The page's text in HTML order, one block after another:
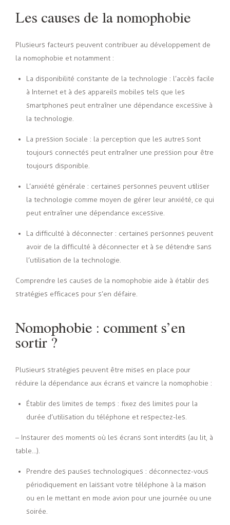
Les causes de la nomophobie
Plusieurs facteurs peuvent contribuer au développement de
la nomophobie et notamment :
La disponibilité constante de la technologie : l’accès facile
à Internet et à des appareils mobiles tels que les
smartphones peut entraîner une dépendance excessive à
la technologie.
La pression sociale : la perception que les autres sont
toujours connectés peut entraîner une pression pour être
toujours disponible.
L’anxiété générale : certaines personnes peuvent utiliser
la technologie comme moyen de gérer leur anxiété, ce qui
peut entraîner une dépendance excessive.
La difficulté à déconnecter : certaines personnes peuvent
avoir de la difficulté à déconnecter et à se détendre sans
l’utilisation de la technologie.
Comprendre les causes de la nomophobie aide à établir des
stratégies efficaces pour s’en défaire.
Nomophobie : comment s’en
sortir ?
Plusieurs stratégies peuvent être mises en place pour
réduire la dépendance aux écrans et vaincre la nomophobie :
Établir des limites de temps : fixez des limites pour la
durée d’utilisation du téléphone et respectez-les.
– Instaurer des moments où les écrans sont interdits (au lit, à
table…).
Prendre des pauses technologiques : déconnectez-vous
périodiquement en laissant votre téléphone à la maison
ou en le mettant en mode avion pour une journée ou une
soirée.